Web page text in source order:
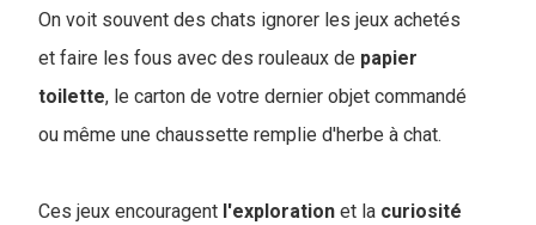
On voit souvent des chats ignorer les jeux achetés
et faire les fous avec des rouleaux de papier
toilette, le carton de votre dernier objet commandé
ou même une chaussette remplie d'herbe à chat.
Ces jeux encouragent l'exploration et la curiosité